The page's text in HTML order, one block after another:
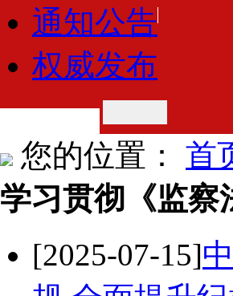
通知公告
权威发布
您的位置： 首
学习贯彻《监察
[2025-07-15]